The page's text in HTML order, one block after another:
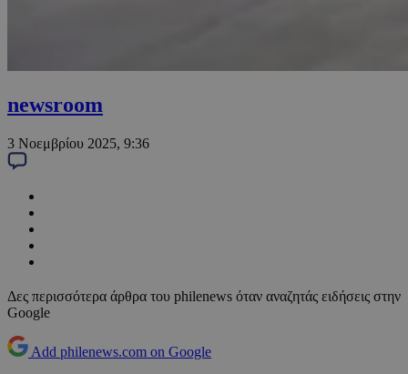
newsroom
3 Νοεμβρίου 2025, 9:36
Δες περισσότερα άρθρα του philenews όταν αναζητάς ειδήσεις στην
Google
Add philenews.com on Google